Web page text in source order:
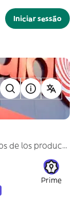
Iniciar sessão
Descuentos ya aplicados en los precios de los productos.
Prime